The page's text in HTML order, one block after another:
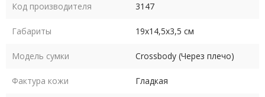
Код производителя 3147
Габариты 19х14,5х3,5 см
Модель сумки Crossbody (Через плечо)
Фактура кожи Гладкая